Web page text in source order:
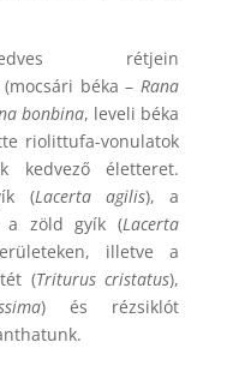
rétjein
béka –Rana
bonbina, leveli béka
riolittufa-vonulatok
kedvező életteret.
(Lacerta agilis), a
a zöld gyík (Lacerta
illetve a
(Triturus cristatus),
) és rézsiklót